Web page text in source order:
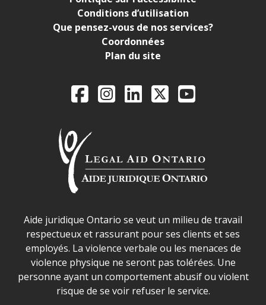
Conditions d’utilisation
Que pensez-vous de nos services?
Coordonnées
Plan du site
Legal Aid Ontario
FacebookInstagram
LinkedIn
X YouTube
Déclaration sur la sécurité dans les locaux d'AJO.
Aide juridique Ontario se veut un milieu de travail
respectueux et rassurant pour ses clients et ses
employés. La violence verbale ou les menaces de
violence physique ne seront pas tolérées. Une
personne ayant un comportement abusif ou violent
risque de se voir refuser le service.